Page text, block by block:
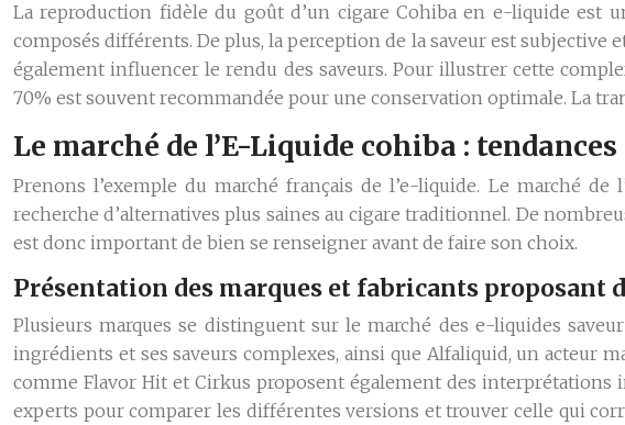
La reproduction fidèle du goût d’un cigare Cohiba en e-liquide est
composés différents. De plus, la perception de la saveur est subjective
également influencer le rendu des saveurs. Pour illustrer cette
70% est souvent recommandée pour une conservation optimale. La
Le marché de l’E-Liquide cohiba :
Prenons l’exemple du marché français de l’e-liquide. Le marché
recherche d’alternatives plus saines au cigare traditionnel. De
est donc important de bien se renseigner avant de faire son choix.
Présentation des marques et fabricants proposant
Plusieurs marques se distinguent sur le marché des e-liquides
ingrédients et ses saveurs complexes, ainsi que Alfaliquid, un acteur
comme Flavor Hit et Cirkus proposent également des interprétations
experts pour comparer les différentes versions et trouver celle qui